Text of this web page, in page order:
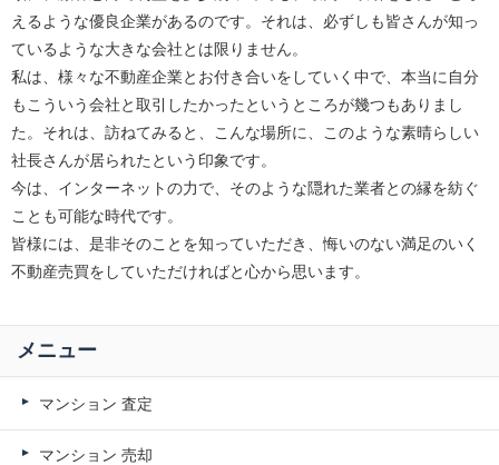
えるような優良企業があるのです。それは、必ずしも皆さんが知っ
ているような大きな会社とは限りません。
私は、様々な不動産企業とお付き合いをしていく中で、本当に自分
もこういう会社と取引したかったというところが幾つもありまし
た。それは、訪ねてみると、こんな場所に、このような素晴らしい
社長さんが居られたという印象です。
今は、インターネットの力で、そのような隠れた業者との縁を紡ぐ
ことも可能な時代です。
皆様には、是非そのことを知っていただき、悔いのない満足のいく
不動産売買をしていただければと心から思います。
メニュー
マンション 査定
マンション 売却